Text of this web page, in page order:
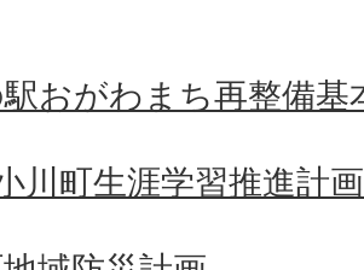
駅おがわまち再整備
川町生涯学習推進計